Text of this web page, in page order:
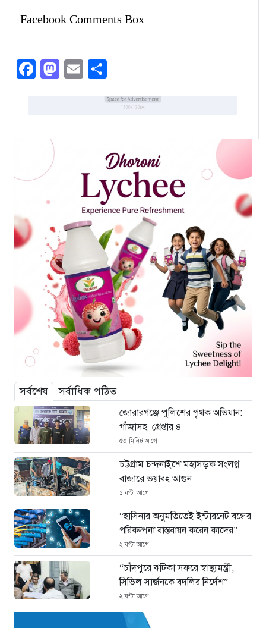
Facebook Comments Box
Facebook
Mastodon
Email
সর্বশেষ সর্বাধিক পঠিত
জোরারগঞ্জে পুলিশের পৃথক অভিযান:
গাঁজাসহ গ্রেপ্তার ৪
৫০ মিনিট আগে
চট্টগ্রাম চন্দনাইশে মহাসড়ক সংলগ্ন
বাজারে ভয়াবহ আগুন
১ ঘণ্টা আগে
“হাসিনার অনুমতিতেই ইন্টারনেট বন্ধের
পরিকল্পনা বাস্তবায়ন করেন কাদের”
২ ঘণ্টা আগে
“চাঁদপুরে ঝটিকা সফরে স্বাস্থ্যমন্ত্রী,
সিভিল সার্জনকে বদলির নির্দেশ”
২ ঘণ্টা আগে
“রাষ্ট্রপতি পদ: ইসি থেকে বিএনপির দুটি